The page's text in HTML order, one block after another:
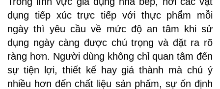
dụng tiếp xúc trực tiếp với thực phẩm mỗi
ngày thì yêu cầu về mức độ an tâm khi sử
dụng ngày càng được chú trọng và đặt ra rõ
ràng hơn. Người dùng không chỉ quan tâm đến
sự tiện lợi, thiết kế hay giá thành mà chú ý
nhiều hơn đến chất liệu sản phẩm, sự ổn định